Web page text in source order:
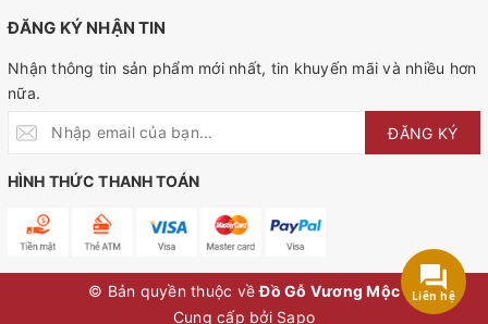
ĐĂNG KÝ NHẬN TIN
Nhận thông tin sản phẩm mới nhất, tin khuyến mãi và nhiều hơn
nữa.
ĐĂNG KÝ
HÌNH THỨC THANH TOÁN
© Bản quyền thuộc vềĐồ Gỗ Vương Mộc
Cung cấp bởi Sapo
Liên hệ